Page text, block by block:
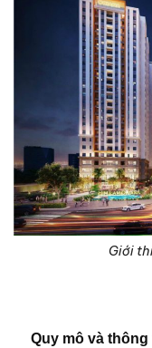
Giới
Quy mô và